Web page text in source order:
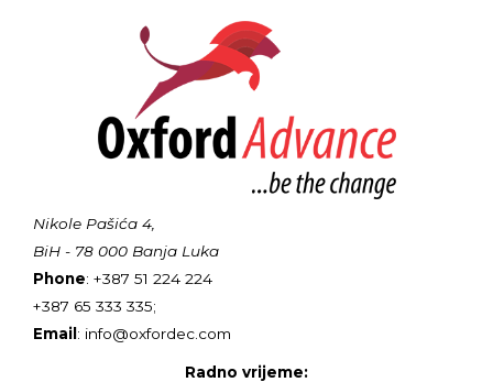
Nikole Pašića 4,
BiH - 78 000 Banja Luka
Phone: +387 51 224 224
+387 65 333 335;
Email: info@oxfordec.com
Radno vrijeme: